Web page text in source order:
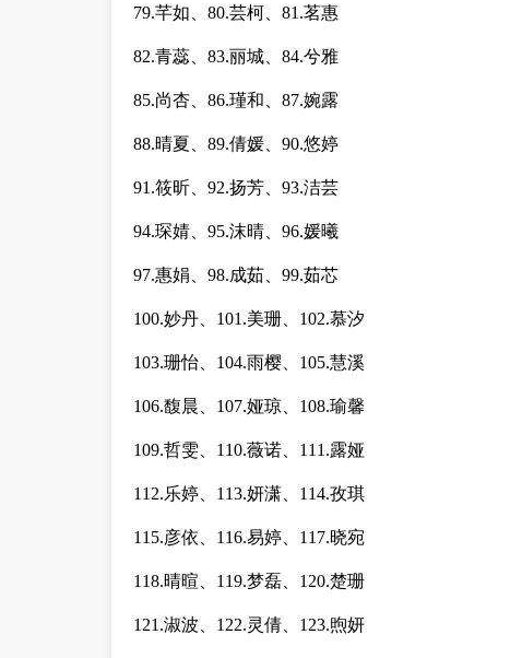
79.芊如、80.芸柯、81.茗惠
82.青蕊、83.丽城、84.兮雅
85.尚杏、86.瑾和、87.婉露
88.晴夏、89.倩媛、90.悠婷
91.筱昕、92.扬芳、93.洁芸
94.琛婧、95.沫晴、96.媛曦
97.惠娟、98.成茹、99.茹芯
100.妙丹、101.美珊、102.慕汐
103.珊怡、104.雨樱、105.慧溪
106.馥晨、107.娅琼、108.瑜馨
109.哲雯、110.薇诺、111.露娅
112.乐婷、113.妍潇、114.孜琪
115.彦依、116.易婷、117.晓宛
118.晴暄、119.梦磊、120.楚珊
121.淑波、122.灵倩、123.煦妍